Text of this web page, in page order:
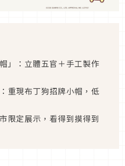
」：立體五官＋手工製作
重現布丁狗招牌小帽，低
限定展示，看得到摸得到